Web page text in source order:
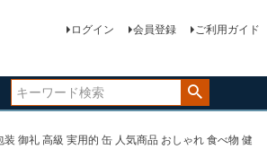
ログイン 会員登録 ご利用ガイド
御礼 高級 実用的 缶 人気商品 おしゃれ 食べ物 健